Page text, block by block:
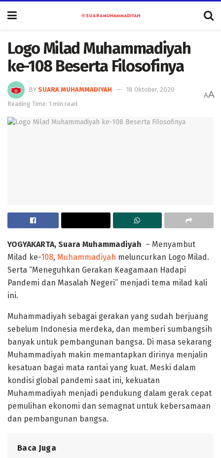
Logo Milad Muhammadiyah
ke-108 Beserta Filosofinya
BY SUARA MUHAMMADIYAH
18 Oktober, 2020
Reading Time: 1 min read
AA
YOGYAKARTA, Suara Muhammadiyah – Menyambut
Milad ke-108, Muhammadiyah meluncurkan Logo Milad.
Serta “Meneguhkan Gerakan Keagamaan Hadapi
Pandemi dan Masalah Negeri” menjadi tema milad kali
ini.
Muhammadiyah sebagai gerakan yang sudah berjuang
sebelum Indonesia merdeka, dan memberi sumbangsih
banyak untuk pembangunan bangsa. Di masa sekarang
Muhammadiyah makin memantapkan dirinya menjalin
kesatuan bagai mata rantai yang kuat. Meski dalam
kondisi global pandemi saat ini, kekuatan
Muhammadiyah menjadi pendukung dalam gerak cepat
pemulihan ekonomi dan semagnat untuk kebersamaan
dan pembangunan bangsa.
Baca Juga